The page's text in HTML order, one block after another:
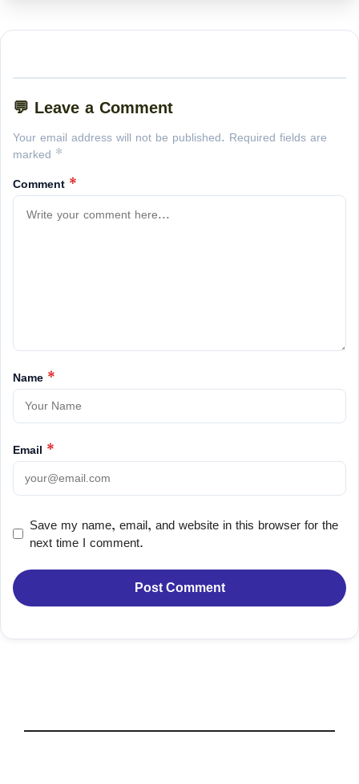
💬 Leave a Comment
Your email address will not be published. Required fields are
marked *
Comment *
Name *
Email *
Save my name, email, and website in this browser for the
next time I comment.